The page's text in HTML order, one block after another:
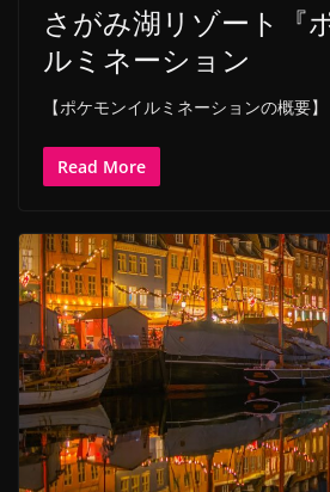
さがみ湖リゾート『
ルミネーション
【ポケモンイルミネーションの概要
Read More